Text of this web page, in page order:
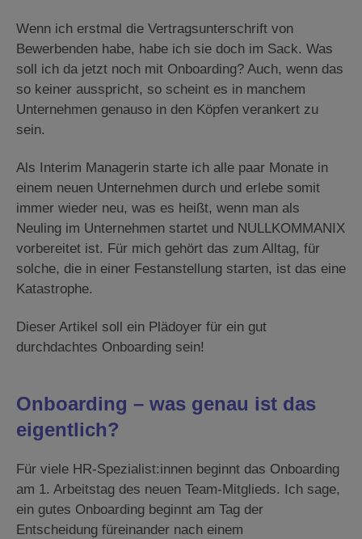
Wenn ich erstmal die Vertragsunterschrift von
Bewerbenden habe, habe ich sie doch im Sack. Was
soll ich da jetzt noch mit Onboarding? Auch, wenn das
so keiner ausspricht, so scheint es in manchem
Unternehmen genauso in den Köpfen verankert zu
sein.
Als Interim Managerin starte ich alle paar Monate in
einem neuen Unternehmen durch und erlebe somit
immer wieder neu, was es heißt, wenn man als
Neuling im Unternehmen startet und NULLKOMMANIX
vorbereitet ist. Für mich gehört das zum Alltag, für
solche, die in einer Festanstellung starten, ist das eine
Katastrophe.
Dieser Artikel soll ein Plädoyer für ein gut
durchdachtes Onboarding sein!
Onboarding – was genau ist das
eigentlich?
Für viele HR-Spezialist:innen beginnt das Onboarding
am 1. Arbeitstag des neuen Team-Mitglieds. Ich sage,
ein gutes Onboarding beginnt am Tag der
Entscheidung füreinander nach einem